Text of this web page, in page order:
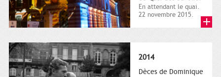
En attendant le quai.
22 novembre 2015.
2014
Dèces de Dominique